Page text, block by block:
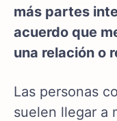
más partes
acuerdo que
una relación o
Las personas
suelen llegar a